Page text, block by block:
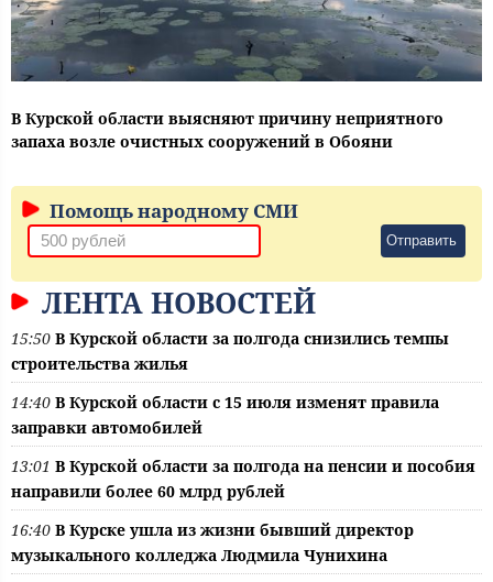
В Курской области выясняют причину неприятного
запаха возле очистных сооружений в Обояни
Помощь народному СМИ
Отправить
ЛЕНТА НОВОСТЕЙ
15:50 В Курской области за полгода снизились темпы
строительства жилья
14:40 В Курской области с 15 июля изменят правила
заправки автомобилей
13:01 В Курской области за полгода на пенсии и пособия
направили более 60 млрд рублей
16:40 В Курске ушла из жизни бывший директор
музыкального колледжа Людмила Чунихина